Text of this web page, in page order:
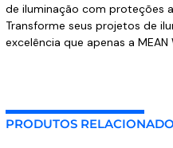
de iluminação com proteções
Transforme seus projetos de
excelência que apenas a
PRODUTOS